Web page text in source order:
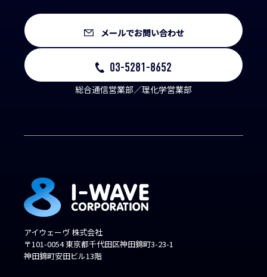
メールでお問い合わせ
03-5281-8652
総合通信営業部／理化学営業部
アイウェーヴ 株式会社
〒101-0054 東京都千代田区神田錦町3-23-1
神田錦町安田ビル13階